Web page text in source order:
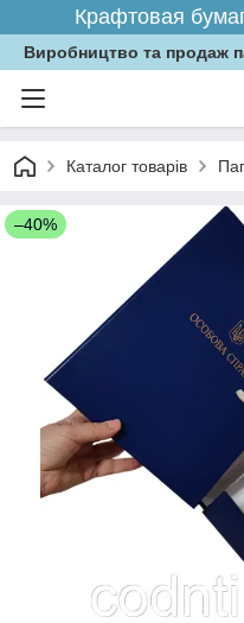
Крафтовая
Виробництво та продаж
Каталог товарів
–40%